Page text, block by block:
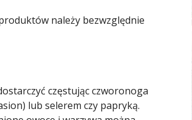
należy bezwzględnie
częstując czworonoga
lub selerem czy papryką.